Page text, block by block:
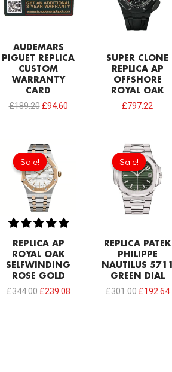
AUDEMARS
PIGUET REPLICA
CUSTOM
WARRANTY
CARD
£189.20 £94.60
SUPER CLONE
REPLICA AP
OFFSHORE
ROYAL OAK
£797.22
Sale!
Sale!
REPLICA AP
ROYAL OAK
SELFWINDING
ROSE GOLD
£344.00
Original
price
was:
£344.00.
£239.08
Sale!
Sale!
REPLICA PATEK
PHILIPPE
NAUTILUS 5711
GREEN DIAL
£301.00
Original
price
was:
£301.00.
£192.64